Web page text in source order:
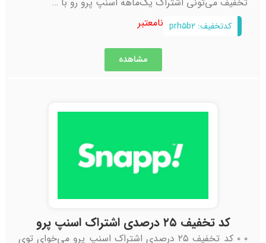
کدتخفیف: prh۵b۲ نامعتبر
مشاهده
کد تخفیف ۲۵ درصدی اشتراک اسنپ پرو
۰ ۰ کد تخفیف ۲۵ درصدی اشتراک اسنپ پرو می‌خوای توی